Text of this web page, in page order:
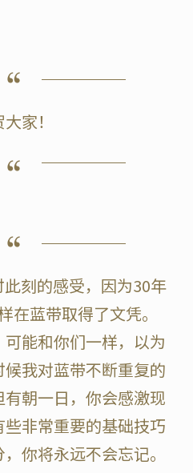
家！
刻的感受，因为30年
在蓝带取得了文凭。
能和你们一样，以为
我对蓝带不断重复的
朝一日，你会感激现
非常重要的基础技巧
你将永远不会忘记。